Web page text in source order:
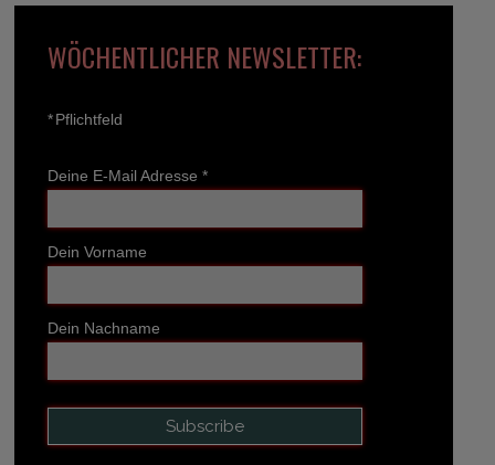
WÖCHENTLICHER NEWSLETTER:
*Pflichtfeld
Deine E-Mail Adresse *
Dein Vorname
Dein Nachname